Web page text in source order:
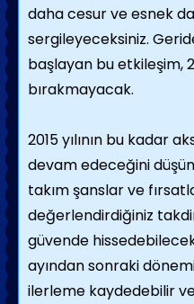
daha cesur ve esnek
sergileyeceksiniz.
başlayan bu etkileşim,
bırakmayacak.
2015 yılının bu kadar
devam edeceğini
takım şanslar ve
değerlendirdiğiniz
güvende
ayından sonraki
ilerleme kaydedebilir